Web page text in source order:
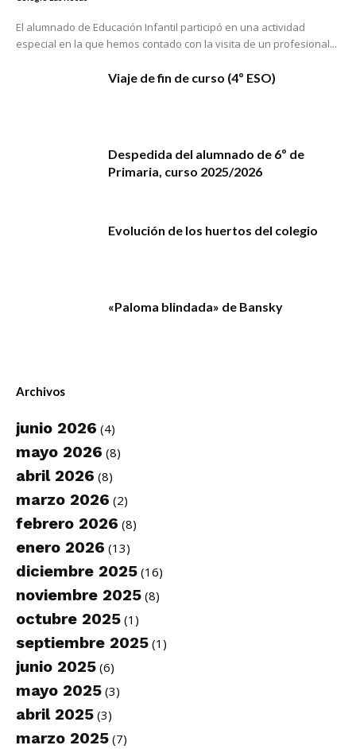
El alumnado de Educación Infantil participó en una actividad
especial en la que hemos contado con la visita de un profesional...
Viaje de fin de curso (4º ESO)
Despedida del alumnado de 6º de
Primaria, curso 2025/2026
Evolución de los huertos del colegio
«Paloma blindada» de Bansky
Archivos
junio 2026 (4)
mayo 2026 (8)
abril 2026 (8)
marzo 2026 (2)
febrero 2026 (8)
enero 2026 (13)
diciembre 2025 (16)
noviembre 2025 (8)
octubre 2025 (1)
septiembre 2025 (1)
junio 2025 (6)
mayo 2025 (3)
abril 2025 (3)
marzo 2025 (7)